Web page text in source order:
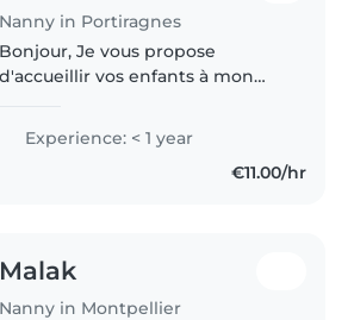
Nanny in Portiragnes
Bonjour, Je vous propose
d'accueillir vos enfants à mon
sécurisant, bienveillant et adapté
à leurs besoins. J'ai eu l'occasion
de garder, de septembre à
Experience: < 1 year
€11.00/hr
Malak
Nanny in Montpellier